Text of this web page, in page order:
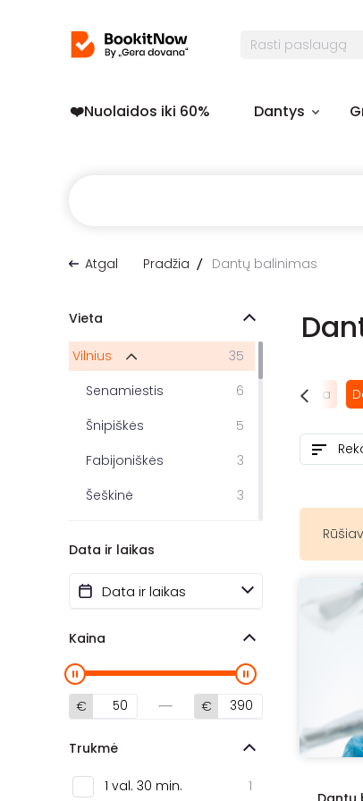
❤️️Nuolaidos iki 60% Dantys
Atgal Pradžia Dantų balinimas
Burnos higiena
Vieta
Vilnius
35
Senamiestis
6
Šnipiškės
5
Fabijoniškės
3
Šeškinė
3
Bajorai
Naujamiestis
2
Pašilaičiai
2
Užupis
2
Baltupiai
Naujininkai
Data ir laikas
Kaina
€ €
Trukmė
1 val. 30 min. 1